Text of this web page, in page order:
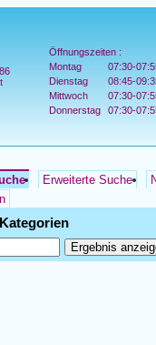
Öffnungszeiten :
Montag
07:30-
Dienstag
08:45-
Mittwoch
07:30-
Donnerstag
07:30-
Erweiterte Suche